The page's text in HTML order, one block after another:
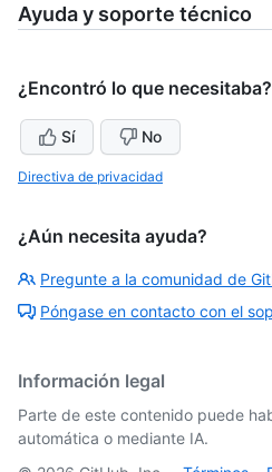
Ayuda y soporte técnico
¿Encontró lo que necesitaba?
Sí No
Directiva de privacidad
¿Aún necesita ayuda?
Pregunte a la comunidad de
Póngase en contacto con el
Información legal
Parte de este contenido puede
automática o mediante IA.